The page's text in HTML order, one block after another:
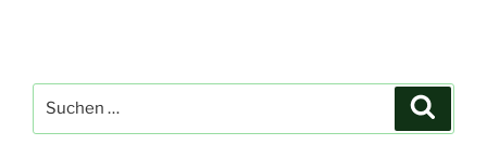
nach: